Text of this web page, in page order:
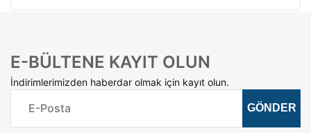
E-BÜLTENE KAYIT OLUN
İndirimlerimizden haberdar olmak için kayıt olun.